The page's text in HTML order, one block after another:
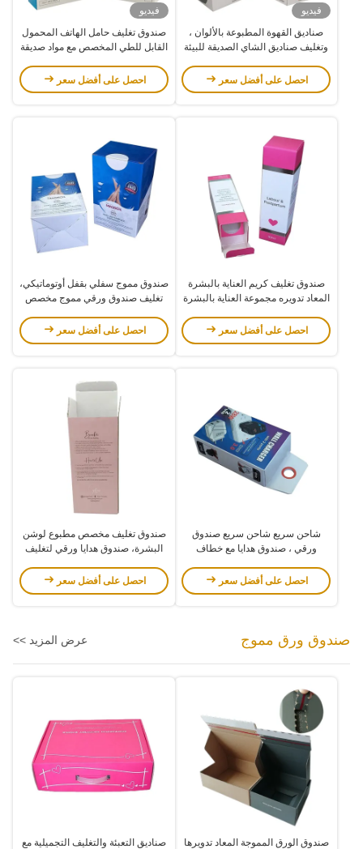
فيديو
صناديق القهوة المطبوعة بالألوان ،
وتغليف صناديق الشاي الصديقة للبيئة
احصل على أفضل سعر
فيديو
صندوق تغليف حامل الهاتف المحمول
القابل للطي المخصص مع مواد صديقة
احصل على أفضل سعر
صندوق تغليف كريم العناية بالبشرة
المعاد تدويره مجموعة العناية بالبشرة
احصل على أفضل سعر
صندوق مموج سفلي بقفل أوتوماتيكي،
تغليف صندوق ورقي مموج مخصص
احصل على أفضل سعر
شاحن سريع شاحن سريع صندوق
ورقي ، صندوق هدايا مع خطاف
احصل على أفضل سعر
صندوق تغليف مخصص مطبوع لوشن
البشرة، صندوق هدايا ورقي لتغليف
احصل على أفضل سعر
صندوق ورق مموج عرض المزيد >>
صندوق الورق المموجة المعاد تدويرها
صناديق التعبئة والتغليف التجميلية مع